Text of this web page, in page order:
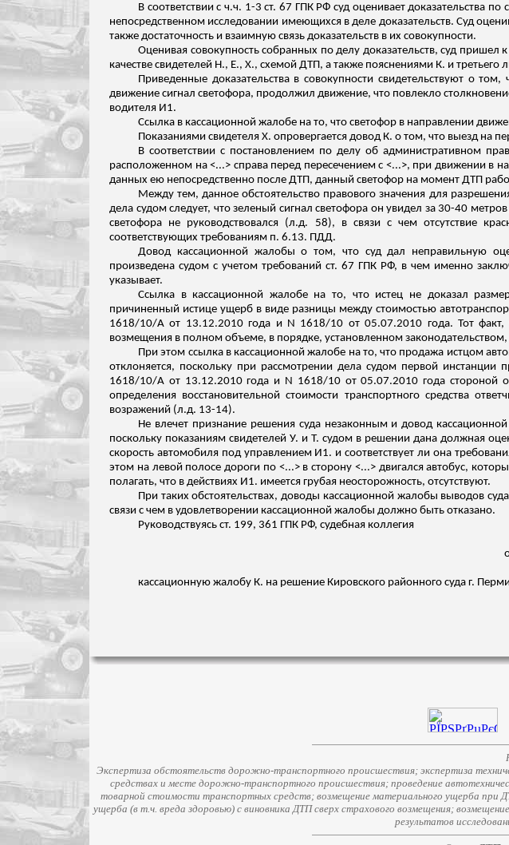
В соответствии с ч.ч. 1-3 ст. 67 ГПК РФ суд оценивает доказательства
непосредственном исследовании имеющихся в деле доказательств. Суд
также достаточность и взаимную связь доказательств в их совокупности.
Оценивая совокупность собранных по делу доказательств, суд
качестве свидетелей Н., Е., Х., схемой ДТП, а также пояснениями К. и третьего
Приведенные доказательства в совокупности свидетельствуют о
движение сигнал светофора, продолжил движение, что повлекло
водителя И1.
Ссылка в кассационной жалобе на то, что светофор в направлении
Показаниями свидетеля Х. опровергается довод К. о том, что выезд на
В соответствии с постановлением по делу об административном
расположенном на <...> справа перед пересечением с <...>, при движении в
данных ею непосредственно после ДТП, данный светофор на момент ДТП
Между тем, данное обстоятельство правового значения для
дела судом следует, что зеленый сигнал светофора он увидел за 30-40
светофора не руководствовался (л.д. 58), в связи с чем отсутствие
соответствующих требованиям п. 6.13. ПДД.
Довод кассационной жалобы о том, что суд дал неправильную
произведена судом с учетом требований ст. 67 ГПК РФ, в чем именно
указывает.
Ссылка в кассационной жалобе на то, что истец не доказал
причиненный истице ущерб в виде разницы между стоимостью
1618/10/А от 13.12.2010 года и N 1618/10 от 05.07.2010 года. Тот факт,
возмещения в полном объеме, в порядке, установленном законодательством,
При этом ссылка в кассационной жалобе на то, что продажа истцом
отклоняется, поскольку при рассмотрении дела судом первой инстанции
1618/10/А от 13.12.2010 года и N 1618/10 от 05.07.2010 года стороной
определения восстановительной стоимости транспортного средства
возражений (л.д. 13-14).
Не влечет признание решения суда незаконным и довод
поскольку показаниям свидетелей У. и Т. судом в решении дана должная
скорость автомобиля под управлением И1. и соответствует ли она
этом на левой полосе дороги по <...> в сторону <...> двигался автобус,
полагать, что в действиях И1. имеется грубая неосторожность, отсутствуют.
При таких обстоятельствах, доводы кассационной жалобы выводов
связи с чем в удовлетворении кассационной жалобы должно быть отказано.
Руководствуясь ст. 199, 361 ГПК РФ, судебная коллегия
кассационную жалобу К. на решение Кировского районного суда г.
Экспертиза обстоятельств дорожно-транспортного происшествия; экспертиза
средствах и месте дорожно-транспортного происшествия; проведение
товарной стоимости транспортных средств; возмещение материального ущерба при
ущерба (в т.ч. вреда здоровью) с виновника ДТП сверх страхового возмещения;
результатов